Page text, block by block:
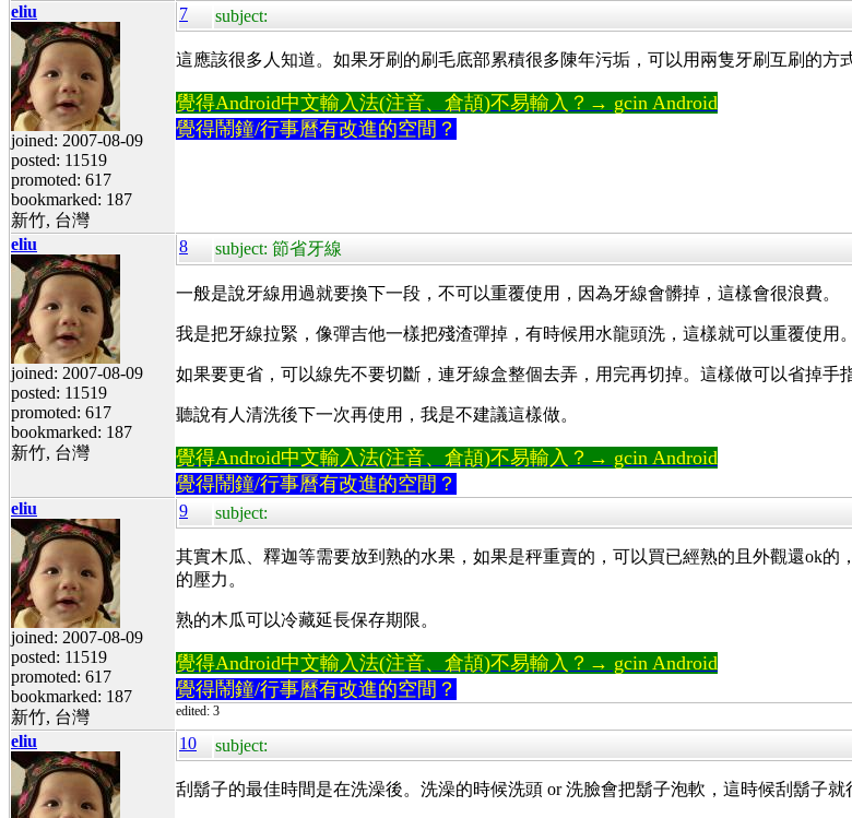
eliu
joined: 2007-08-09
posted: 11519
promoted: 617
bookmarked: 187
新竹, 台灣
7 subject:
這應該很多人知道。如果牙刷的刷毛底部累積很多陳年污垢，可以用兩隻牙刷互刷的方
覺得Android中文輸入法(注音、倉頡)不易輸入？→ gcin Android
覺得鬧鐘/行事曆有改進的空間？
eliu
joined: 2007-08-09
posted: 11519
promoted: 617
bookmarked: 187
新竹, 台灣
8 subject: 節省牙線
一般是說牙線用過就要換下一段，不可以重覆使用，因為牙線會髒掉，這樣會很浪費。
我是把牙線拉緊，像彈吉他一樣把殘渣彈掉，有時候用水龍頭洗，這樣就可以重覆使用。
如果要更省，可以線先不要切斷，連牙線盒整個去弄，用完再切掉。這樣做可以省掉手
聽說有人清洗後下一次再使用，我是不建議這樣做。
覺得Android中文輸入法(注音、倉頡)不易輸入？→ gcin Android
覺得鬧鐘/行事曆有改進的空間？
eliu
joined: 2007-08-09
posted: 11519
promoted: 617
bookmarked: 187
新竹, 台灣
9 subject:
其實木瓜、釋迦等需要放到熟的水果，如果是秤重賣的，可以買已經熟的且外觀還ok
的壓力。
熟的木瓜可以冷藏延長保存期限。
覺得Android中文輸入法(注音、倉頡)不易輸入？→ gcin Android
覺得鬧鐘/行事曆有改進的空間？
edited: 3
eliu 10 subject:
刮鬍子的最佳時間是在洗澡後。洗澡的時候洗頭 or 洗臉會把鬍子泡軟，這時候刮鬍子